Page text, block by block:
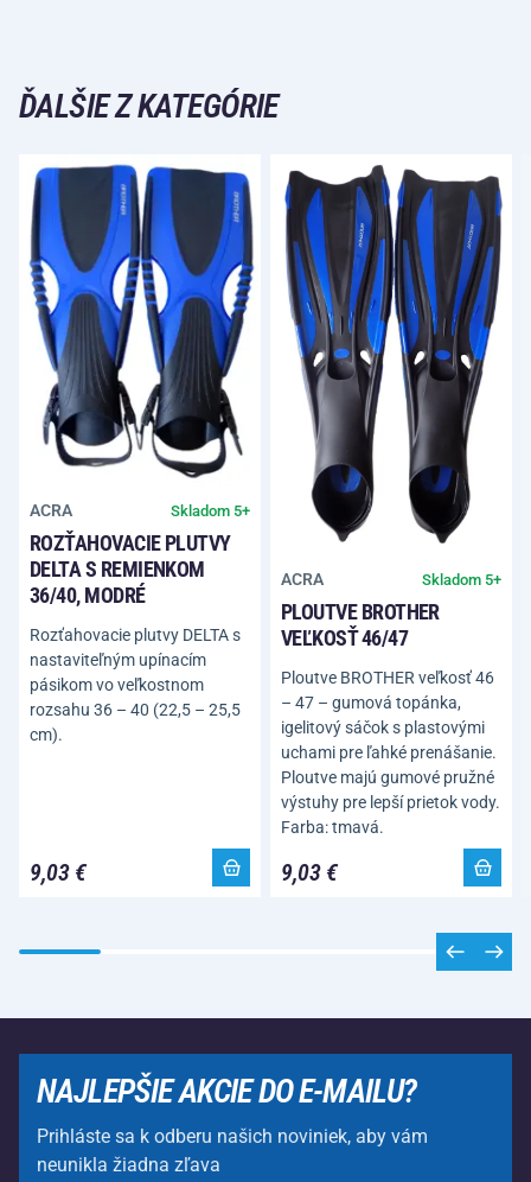
ĎALŠIE Z KATEGÓRIE
ACRA Skladom 5+
ROZŤAHOVACIE PLUTVY
DELTA S REMIENKOM
36/40, MODRÉ
Rozťahovacie plutvy DELTA s
nastaviteľným upínacím
pásikom vo veľkostnom
rozsahu 36 – 40 (22,5 – 25,5
cm).
9,03 €
ACRA Skladom 5+
PLOUTVE BROTHER
VEĽKOSŤ 46/47
Ploutve BROTHER veľkosť 46
– 47 – gumová topánka,
igelitový sáčok s plastovými
uchami pre ľahké prenášanie.
Ploutve majú gumové pružné
výstuhy pre lepší prietok vody.
Farba: tmavá.
9,03 €
NAJLEPŠIE AKCIE DO E-MAILU?
Prihláste sa k odberu našich noviniek, aby vám
neunikla žiadna zľava